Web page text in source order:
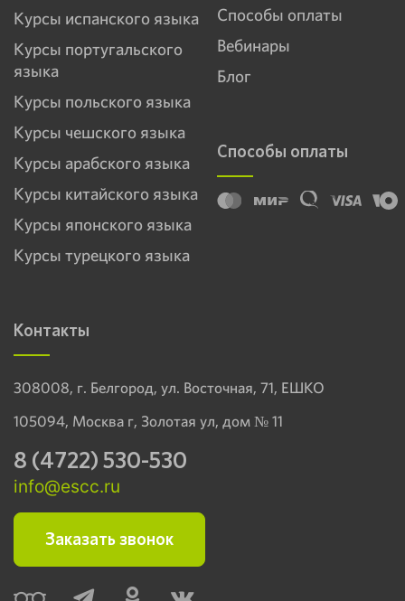
Способы оплаты
Вебинары
Блог
Способы оплаты
Курсы испанского языка
Курсы португальского
языка
Курсы польского языка
Курсы чешского языка
Курсы арабского языка
Курсы китайского языка
Курсы японского языка
Курсы турецкого языка
Контакты
308008, г. Белгород, ул. Восточная, 71, ЕШКО
105094, Москва г, Золотая ул, дом № 11
8 (4722) 530-530
info@escc.ru
Заказать звонок